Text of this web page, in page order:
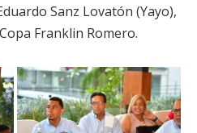
Sanz Lovatón (Yayo),
Franklin Romero.